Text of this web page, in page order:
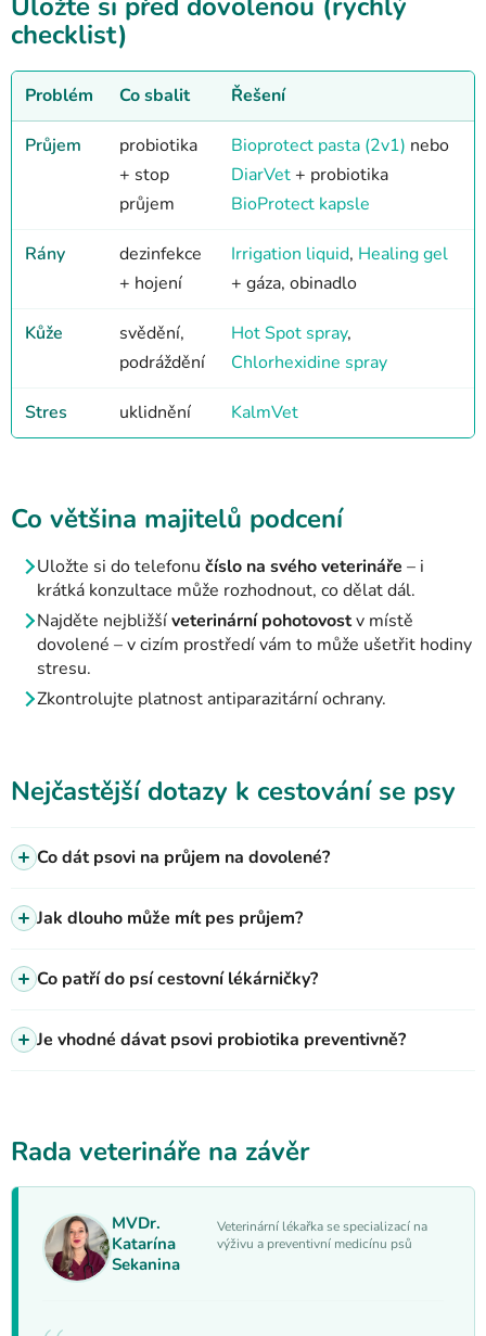
checklist)
Problém Co sbalit Řešení
Průjem
probiotika
+ stop
průjem
Bioprotect pasta (2v1) nebo
DiarVet+ probiotika
BioProtect kapsle
Rány
dezinfekce
+ hojení
Irrigation liquid, Healing gel
+ gáza, obinadlo
Kůže
svědění,
podráždění
Hot Spot spray,
Chlorhexidine spray
Stres uklidnění KalmVet
Co většina majitelů podcení
Uložte si do telefonu číslo na svého veterináře – i
krátká konzultace může rozhodnout, co dělat dál.
Najděte nejbližšíveterinární pohotovostv místě
dovolené – v cizím prostředí vám to může ušetřit hodiny
stresu.
Zkontrolujte platnost antiparazitární ochrany.
Nejčastější dotazy k cestování se psy
Co dát psovi na průjem na dovolené?
Jak dlouho může mít pes průjem?
Co patří do psí cestovní lékárničky?
Je vhodné dávat psovi probiotika preventivně?
Rada veterináře na závěr
MVDr.
Katarína
Sekanina
Veterinární lékařka se specializací na
výživu a preventivní medicínu psů